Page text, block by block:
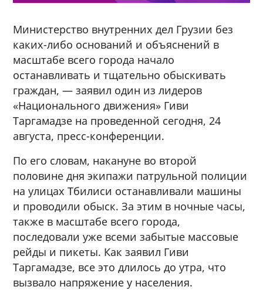
Министерство внутренних дел Грузии без
каких-либо оснований и объяснений в
масштабе всего города начало
останавливать и тщательно обыскивать
граждан, — заявил один из лидеров
«Национального движения» Гиви
Таргамадзе на проведенной сегодня, 24
августа, пресс-конференции.
По его словам, накануне во второй
половине дня экипажи патрульной полиции
на улицах Тбилиси останавливали машины
и проводили обыск. За этим в ночные часы,
также в масштабе всего города,
последовали уже всеми забытые массовые
рейды и пикеты. Как заявил Гиви
Таргамадзе, все это длилось до утра, что
вызвало напряжение у населения.